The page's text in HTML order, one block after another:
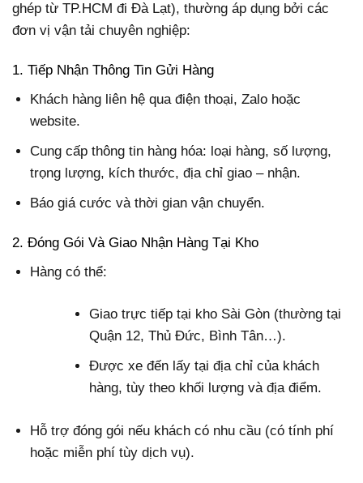
ghép từ TP.HCM đi Đà Lạt), thường áp dụng bởi các
đơn vị vận tải chuyên nghiệp:
1. Tiếp Nhận Thông Tin Gửi Hàng
Khách hàng liên hệ qua điện thoại, Zalo hoặc
website.
Cung cấp thông tin hàng hóa: loại hàng, số lượng,
trọng lượng, kích thước, địa chỉ giao – nhận.
Báo giá cước và thời gian vận chuyển.
2. Đóng Gói Và Giao Nhận Hàng Tại Kho
Hàng có thể:
Giao trực tiếp tại kho Sài Gòn (thường tại
Quận 12, Thủ Đức, Bình Tân…).
Được xe đến lấy tại địa chỉ của khách
hàng, tùy theo khối lượng và địa điểm.
Hỗ trợ đóng gói nếu khách có nhu cầu (có tính phí
hoặc miễn phí tùy dịch vụ).